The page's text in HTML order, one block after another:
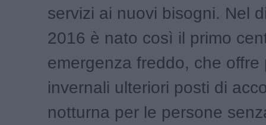
servizi ai nuovi bisogni. Nel
2016 è nato così il primo
emergenza freddo, che offre
invernali ulteriori posti di
notturna per le persone